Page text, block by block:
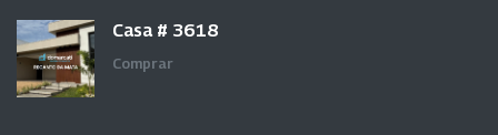
Casa # 3618
Comprar